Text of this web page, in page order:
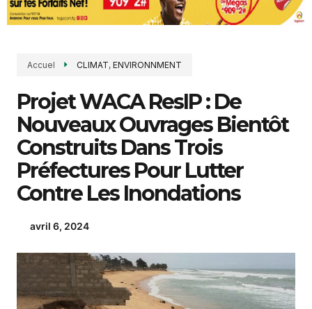
Accuel CLIMAT, ENVIRONNMENT
Projet WACA ResIP : De
Nouveaux Ouvrages Bientôt
Construits Dans Trois
Préfectures Pour Lutter
Contre Les Inondations
avril 6, 2024